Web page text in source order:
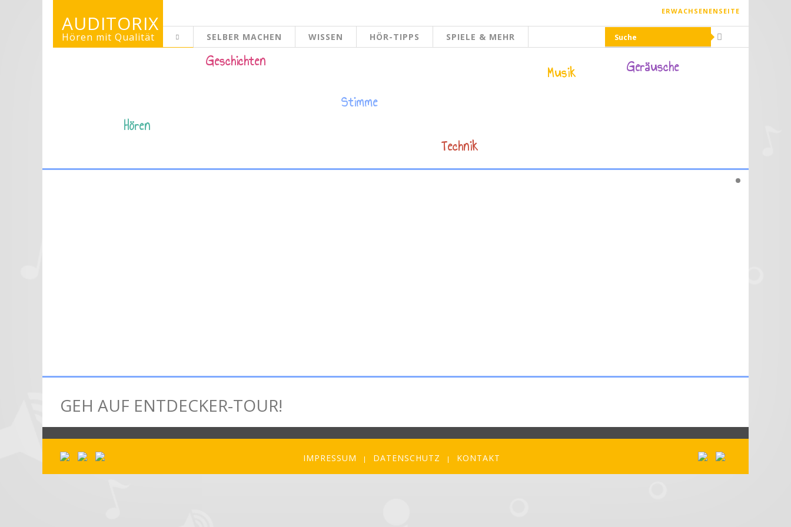
ERWACHSENENSEITE
AUDITORIX
Hören mit Qualität SELBER MACHEN WISSEN HÖR-TIPPS SPIELE & MEHR
Hören
Geschichten
Stimme
Technik
Musik Geräusche
GEH AUF ENTDECKER-TOUR!
IMPRESSUM DATENSCHUTZ KONTAKT